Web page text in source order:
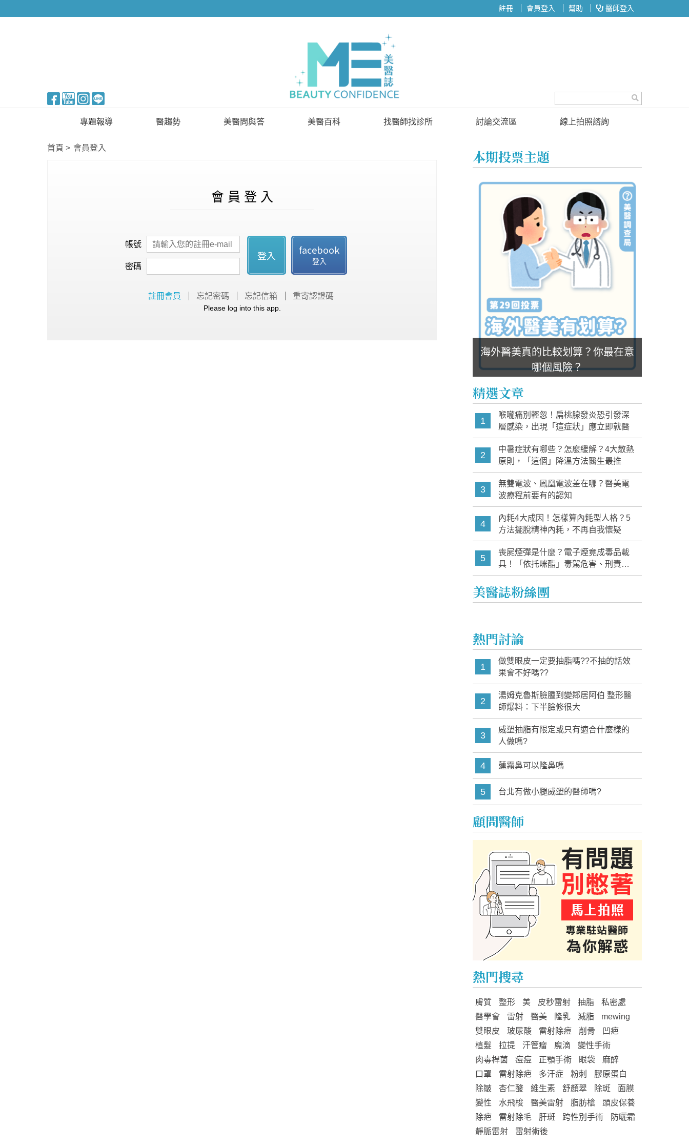
註冊 會員登入 幫助 醫師登入
專題報導
新知快訊
醫趨勢 美醫問與答 美醫百科 找醫師找診所 討論交流區
投票區
線上拍照諮詢
首頁 會員登入
會 員 登 入
帳號
密碼
登入 facebook
登入
註冊會員 忘記密碼 忘記信箱 重寄認證碼
Please log into this app.
本期投票主題
海外醫美真的比較划算？你最在意
哪個風險？
精選文章
1
喉嚨痛別輕忽！扁桃腺發炎恐引發深
層感染，出現「這症狀」應立即就醫
2
中暑症狀有哪些？怎麼緩解？4大散熱
原則，「這個」降溫方法醫生最推
3
無雙電波、鳳凰電波差在哪？醫美電
波療程前要有的認知
4
內耗4大成因！怎樣算內耗型人格？5
方法擺脫精神內耗，不再自我懷疑
5
喪屍煙彈是什麼？電子煙竟成毒品載
具！「依托咪酯」毒駕危害、刑責與
家長必知警訊
美醫誌粉絲團
熱門討論
1
做雙眼皮一定要抽脂嗎??不抽的話效
果會不好嗎??
2
湯姆克魯斯臉腫到變鄰居阿伯 整形醫
師爆料：下半臉修很大
3
威塑抽脂有限定或只有適合什麼樣的
人做嗎?
4 蓮霧鼻可以隆鼻嗎
5 台北有做小腿威塑的醫師嗎?
顧問醫師
熱門搜尋
膚質 整形 美 皮秒雷射 抽脂
私密處
醫學會
雷射 醫美 隆乳 減脂
mewing
雙眼皮
玻尿酸 雷射除痘 削骨
凹疤
植髮
拉提 汗管瘤 魔滴
變性手術
肉毒桿菌
痘痘 正顎手術 眼袋
麻醉
口罩
雷射除疤 多汗症 粉刺
膠原蛋白
除皺
杏仁酸 維生素 舒顏翠 除斑
面膜
變性
水飛梭 醫美雷射 脂肪槍
頭皮保養
除疤
雷射除毛 肝斑 跨性別手術
防曬霜
靜脈雷射
雷射術後